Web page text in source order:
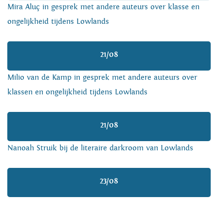
Mira Aluç in gesprek met andere auteurs over klasse en
ongelijkheid tijdens Lowlands
21/08
Milio van de Kamp in gesprek met andere auteurs over
klassen en ongelijkheid tijdens Lowlands
21/08
Nanoah Struik bij de literaire darkroom van Lowlands
23/08